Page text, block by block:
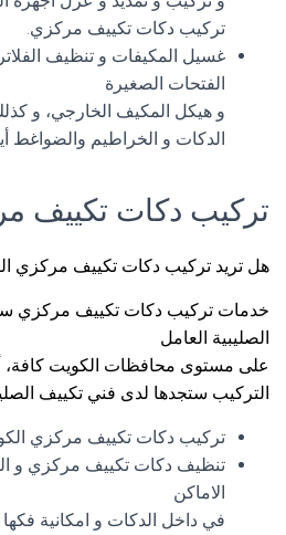
تركيب دكات تكييف مركزي.
غسيل المكيفات و تنظيف
الفتحات الصغيرة
و هيكل المكيف الخارجي، و
الدكات و الخراطيم والضواغط
تركيب دكات تكييف
هل تريد تركيب دكات تكييف مركزي
خدمات تركيب دكات تكييف مركزي
الصليبية العامل
على مستوى محافظات الكويت
التركيب ستجدها لدى فني تكييف
تركيب دكات تكييف مركزي
تنظيف دكات تكييف مركزي و
الاماكن
في داخل الدكات و امكانية